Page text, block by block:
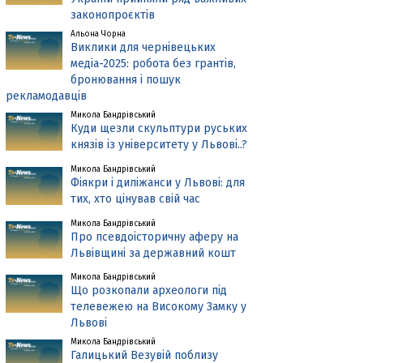
законопроєктів
Альона Чорна
Виклики для чернівецьких
медіа-2025: робота без грантів,
бронювання і пошук
рекламодавців
Микола Бандрівський
Куди щезли скульптури руських
князів із університету у Львові..?
Микола Бандрівський
Фіякри і диліжанси у Львові: для
тих, хто цінував свій час
Микола Бандрівський
Про псевдоісторичну аферу на
Львівщині за державний кошт
Микола Бандрівський
Що розкопали археологи під
телевежею на Високому Замку у
Львові
Микола Бандрівський
Галицький Везувій поблизу